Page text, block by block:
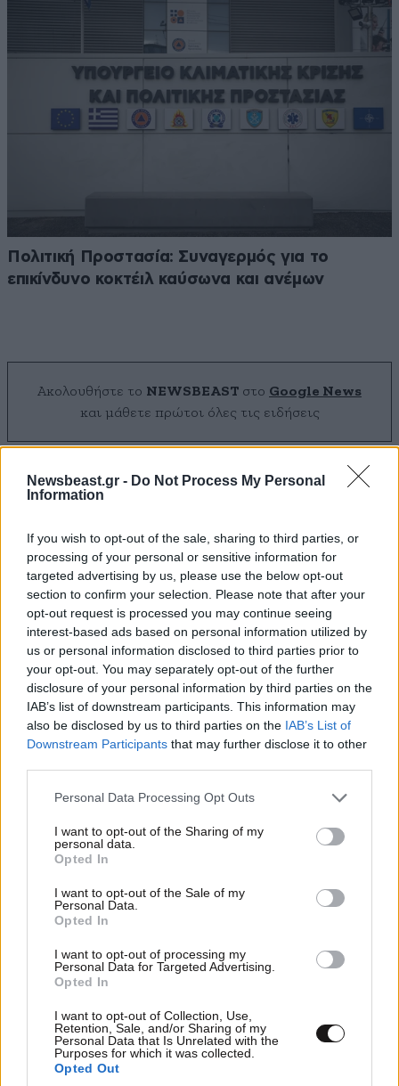
Newsbeast.gr - Do Not Process My Personal
Information
If you wish to opt-out of the sale, sharing to third parties, or
processing of your personal or sensitive information for
targeted advertising by us, please use the below opt-out
section to confirm your selection. Please note that after your
opt-out request is processed you may continue seeing
interest-based ads based on personal information utilized by
us or personal information disclosed to third parties prior to
your opt-out. You may separately opt-out of the further
disclosure of your personal information by third parties on the
IAB’s list of downstream participants. This information may
also be disclosed by us to third parties on the IAB’s List of
Downstream Participants that may further disclose it to other
Please note that this website/app uses one or more Google
not limited to your visit or usage behaviour. You may click to
grant or deny consent to Google and its third-party tags to
use your data for below specified purposes in below Google
consent section.
Personal Data Processing Opt Outs
I want to opt-out of the Sharing of my
personal data.
Opted In
I want to opt-out of the Sale of my
Personal Data.
Opted In
I want to opt-out of processing my
Personal Data for Targeted Advertising.
Opted In
I want to opt-out of Collection, Use,
Retention, Sale, and/or Sharing of my
Personal Data that Is Unrelated with the
Purposes for which it was collected.
Opted Out
Πολιτική Προστασία: Συναγερμός για το
επικίνδυνο κοκτέιλ καύσωνα και ανέμων
Ακολουθήστε το NEWSBEAST στο Google News
και μάθετε πρώτοι όλες τις ειδήσεις
13 ΣΧΌΛΙΑ ΑΝΑΓΝΩΣΤΏΝ